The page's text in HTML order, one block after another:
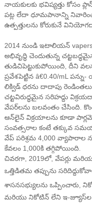
నాయకులకు భవిష్యత్తు కోసం
పట్ల లేదా ధూమపానాన్ని
ఉత్పత్తులను కోరుకునే
2014 నుండి ఇటాలియన్
అభివృద్ధి చెందుతున్న
తుడిచిపెట్టుకుపోయింది, దీని
ప్రవేశపెట్టిన â€0.40/mL
లిక్విడ్ ధరను దాదాపు
చట్టవిరుద్ధమైన సరిహద్దు
వేపర్‌లను బలవంతం చేసింది.
ఆన్‌లైన్ విక్రయాలను కూడా
సంవత్సరాల కంటే తక్కువ
వేప్ పరిశ్రమ 4,000 వ్యాపారాల
కేవలం 1,000కి తగ్గిపోయింది.
చివరగా, 2019లో, వేపర్లు
ఒత్తిడితమ తప్పును
శాసనసభ్యులను ఒప్పించారు,
మరియు నికోటిన్ లేని ఇ-జ్యూస్‌ల